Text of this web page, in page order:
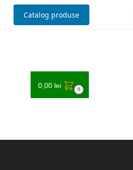
Catalog produse
0,00 lei 0